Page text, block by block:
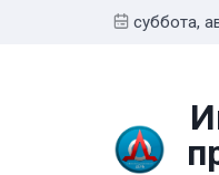
суббота,